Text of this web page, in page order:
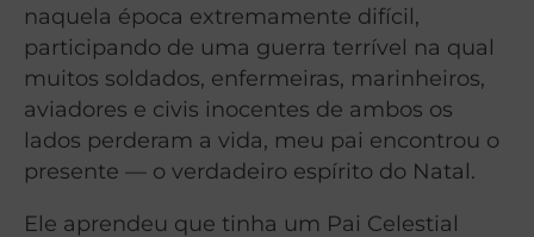
naquela época extremamente difícil,
participando de uma guerra terrível na qual
muitos soldados, enfermeiras, marinheiros,
aviadores e civis inocentes de ambos os
lados perderam a vida, meu pai encontrou o
presente — o verdadeiro espírito do Natal.
Ele aprendeu que tinha um Pai Celestial